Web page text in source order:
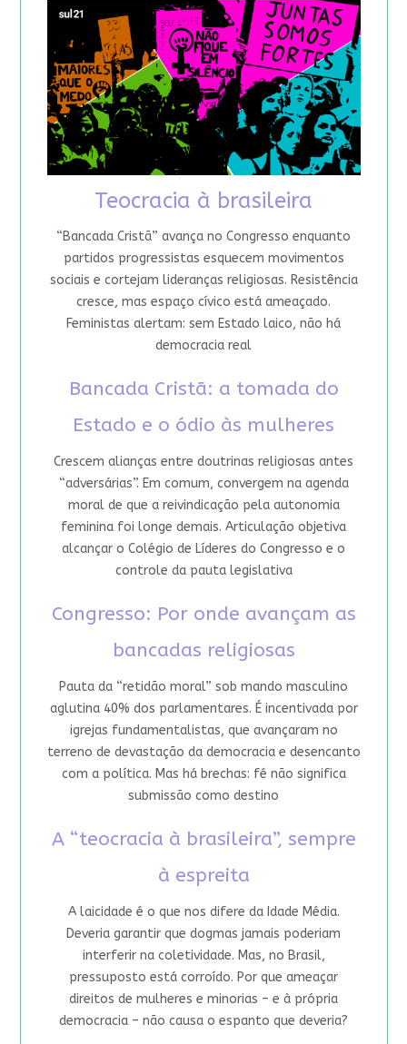
Teocracia à brasileira
“Bancada Cristã” avança no Congresso enquanto
partidos progressistas esquecem movimentos
sociais e cortejam lideranças religiosas. Resistência
cresce, mas espaço cívico está ameaçado.
Feministas alertam: sem Estado laico, não há
democracia real
Bancada Cristã: a tomada do
Estado e o ódio às mulheres
Crescem alianças entre doutrinas religiosas antes
“adversárias”. Em comum, convergem na agenda
moral de que a reivindicação pela autonomia
feminina foi longe demais. Articulação objetiva
alcançar o Colégio de Líderes do Congresso e o
controle da pauta legislativa
Congresso: Por onde avançam as
bancadas religiosas
Pauta da “retidão moral” sob mando masculino
aglutina 40% dos parlamentares. É incentivada por
igrejas fundamentalistas, que avançaram no
terreno de devastação da democracia e desencanto
com a política. Mas há brechas: fé não significa
submissão como destino
A “teocracia à brasileira”, sempre
à espreita
A laicidade é o que nos difere da Idade Média.
Deveria garantir que dogmas jamais poderiam
interferir na coletividade. Mas, no Brasil,
pressuposto está corroído. Por que ameaçar
direitos de mulheres e minorias – e à própria
democracia – não causa o espanto que deveria?